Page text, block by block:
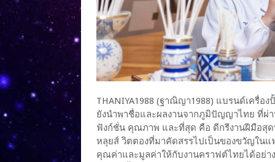
THANIYA1988 (ฐาณิญา1988) แบรนด์เครื่อ
ยังนำพาชื่อและผลงานจากภูมิปัญญาไทย ที่ผ่
ฟังก์ชั่น คุณภาพ และที่สุด คือ ดีกรีงานฝีมือสุ
หลุยส์ วิตตองที่มาคัดสรรไปเป็นของขวัญในแ
คุณค่าและมูลค่าให้กับงานคราฟต์ไทยได้อย่า